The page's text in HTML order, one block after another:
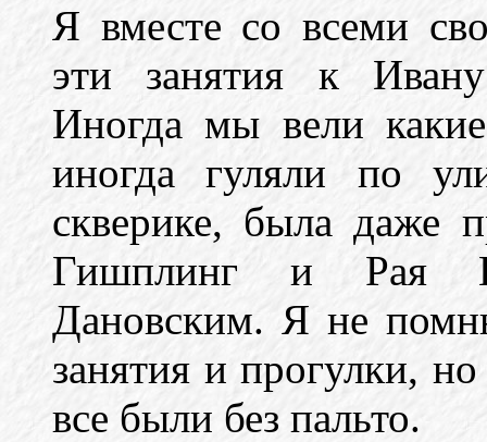
Я вместе со всеми
эти занятия к
Иногда мы вели
иногда гуляли по
скверике, была даже
Гишплинг и Рая
Дановским. Я не
занятия и прогулки,
все были без пальто.